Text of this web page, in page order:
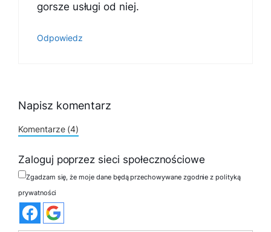
gorsze usługi od niej.
Odpowiedz
Napisz komentarz
Komentarze (4)
Zaloguj poprzez sieci społecznościowe
Zgadzam się, że moje dane będą przechowywane zgodnie z polityką
prywatności